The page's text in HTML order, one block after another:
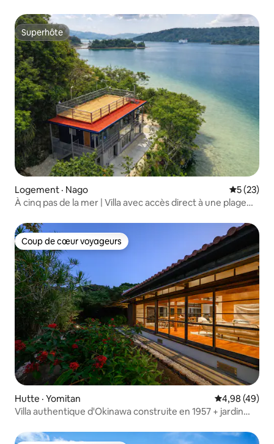
Superhôte
Superhôte
Logement · Nago Note
5 (23)
À cinq pas de la mer | Villa avec accès direct à une plage
barbecue, bruit des vagues et feu de camp
Coup de cœur voyageurs
Coup de cœur voyageurs
Hutte · Yomitan Note
4,98 (49)
Villa authentique d'Okinawa construite en 1957 + jardin